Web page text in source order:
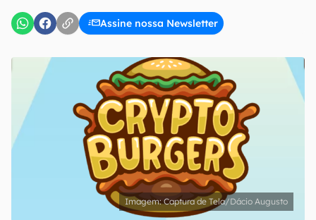
Assine nossa Newsletter
Confirmo que li, aceito e concordo com os Termos de
Uso e Política de Privacidade do Canaltech.
Captura de Tela/Dácio Augusto